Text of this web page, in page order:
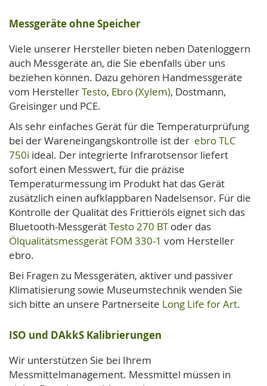
Messgeräte ohne Speicher
Viele unserer Hersteller bieten neben Datenloggern
auch Messgeräte an, die Sie ebenfalls über uns
beziehen können. Dazu gehören Handmessgeräte
vom HerstellerTesto, Ebro (Xylem), Dostmann,
Greisinger und PCE.
Als sehr einfaches Gerät für die Temperaturprüfung
bei der Wareneingangskontrolle ist der ebro TLC
750i ideal. Der integrierte Infrarotsensor liefert
sofort einen Messwert, für die präzise
Temperaturmessung im Produkt hat das Gerät
zusätzlich einen aufklappbaren Nadelsensor. Für die
Kontrolle der Qualität des Frittieröls eignet sich das
Bluetooth-MessgerätTesto 270 BToder das
Ölqualitätsmessgerät FOM 330-1 vom Hersteller
ebro.
Bei Fragen zu Messgeräten, aktiver und passiver
Klimatisierung sowie Museumstechnik wenden Sie
sich bitte an unsere Partnerseite Long Life for Art.
ISO und DAkkS Kalibrierungen
Wir unterstützen Sie bei Ihrem
Messmittelmanagement. Messmittel müssen in